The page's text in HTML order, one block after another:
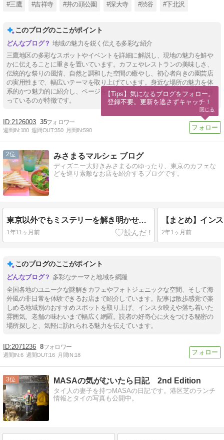
#三鷹 #吉祥寺 #井の頭公園 #深大寺 #渋谷 #下北沢
このブログのここがポイント
地域の魅力を鋭く伝える多彩な紹介
三鷹地区の多彩なスポットやイベントを詳細に解説し、現地の魅力を鮮や
かに伝えることに重きを置いています。カフェやレストランの美味しさ、
伝統的な祭りの風情、自然と調和した空間の癒やし、初心者向きの園芸店
の実用性まで、幅広いテーマを取り上げています。身近な場所の魅力を体
系的かつ魅力的に紹介し、ページを進めるごとに見知らぬ発見と感動が待
っているのが特徴です。
2126003 35
週間IN:180 週間OUT:350 月間IN:590
2 みさまるマルシェ ブログ
ディズニー大好きみさまるのゆったり、東京のカフェな
どを巡り素敵なお店を紹介するブログです。
東京以外でもミステリーを解き明かせ！～全国のユニークな謎解きカフェ巡りの旅～頭脳と味覚を刺激する✈
1年11ヶ月前 2年1ヶ月前
このブログのここがポイント
多彩なテーマと地域を網羅
全国各地のユニークな謎解きカフェやフォトジェニックな空間、そして海
外風の非日常を体験できるお店まで紹介しています。記事は散歩感覚で楽
しめる地域別のおすすめスポットを取り上げ、インスタ映えや落ち着いた
雰囲気、老舗の味わいまで幅広く網羅。読者の好奇心に火をつける秘密の
場所探しと、気軽に訪れられる魅力を伝えています。
2071236 8
週間IN:6 週間OUT:16 月間IN:18
3 MASAの気がむいたら日記 2nd Edition
タイ人の妻子を持つMASAの日記です。港区芝のランチ
情報とタイの写真も公開中。
【Tips】気になるブログをフォロー。
登録不要。更新を逃さずキャッチ！
閉じる